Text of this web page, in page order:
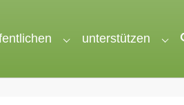
for "forschen"Submenu for
unterstützen